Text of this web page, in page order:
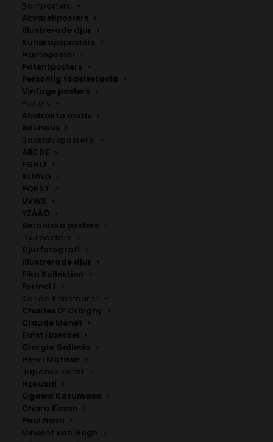
Barnposters
Akvarellposters
Illustrerade djur
Kunskapsposters
Namnposter
Patentposters
Personlig födelsetavla
Vintage posters
Posters
Abstrakta motiv
Bauhaus
Bokstavsposters
ABCDE
FGHIJ
KLMNO
PQRST
UVWX
YZÅÄÖ
Botaniska posters
Djurposters
Djurfotografi
Illustrerade djur
Fika Kollektion
Formel 1
Kända konstnärer
Charles D’ Orbigny
Claude Monet
Ernst Haeckel
Giorgio Gallesio
Henri Matisse
Japansk konst
Hokusai
Ogawa Kazumasa
Ohara Koson
Paul Nash
Vincent van Gogh
Enugu
Fr. 200.00
SNABB LEVERANS
1-2 arbetsdagar
BILLIG FRAKT
39 kr i frakt inom Sverige
KUNDSERVICE
Behöver du assistans?
SÄKER BETALNING
Swisha, eller betala med Klarna
Snygga posters online
Upptäck ett brett utbud av högkvalitativa posters